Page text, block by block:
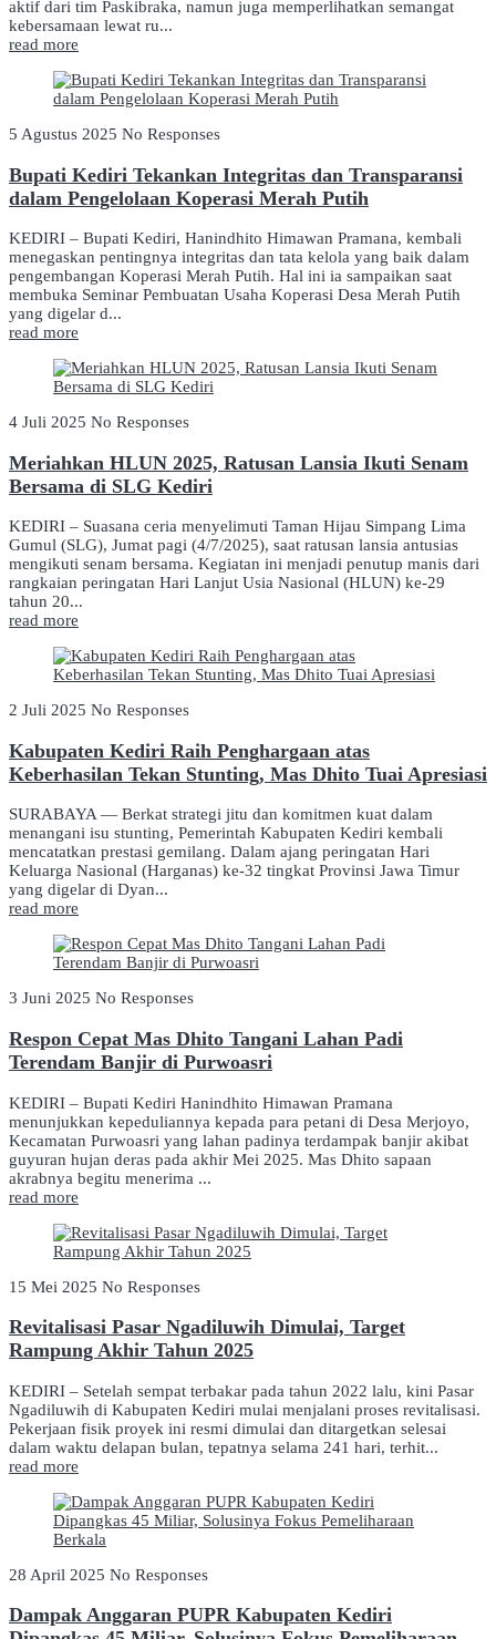
aktif dari tim Paskibraka, namun juga memperlihatkan semangat
kebersamaan lewat ru...
read more
5 Agustus 2025 No Responses
Bupati Kediri Tekankan Integritas dan Transparansi
dalam Pengelolaan Koperasi Merah Putih
KEDIRI – Bupati Kediri, Hanindhito Himawan Pramana, kembali
menegaskan pentingnya integritas dan tata kelola yang baik dalam
pengembangan Koperasi Merah Putih. Hal ini ia sampaikan saat
membuka Seminar Pembuatan Usaha Koperasi Desa Merah Putih
yang digelar d...
read more
4 Juli 2025 No Responses
Meriahkan HLUN 2025, Ratusan Lansia Ikuti Senam
Bersama di SLG Kediri
KEDIRI – Suasana ceria menyelimuti Taman Hijau Simpang Lima
Gumul (SLG), Jumat pagi (4/7/2025), saat ratusan lansia antusias
mengikuti senam bersama. Kegiatan ini menjadi penutup manis dari
rangkaian peringatan Hari Lanjut Usia Nasional (HLUN) ke-29
tahun 20...
read more
2 Juli 2025 No Responses
Kabupaten Kediri Raih Penghargaan atas
Keberhasilan Tekan Stunting, Mas Dhito Tuai Apresiasi
SURABAYA — Berkat strategi jitu dan komitmen kuat dalam
menangani isu stunting, Pemerintah Kabupaten Kediri kembali
mencatatkan prestasi gemilang. Dalam ajang peringatan Hari
Keluarga Nasional (Harganas) ke-32 tingkat Provinsi Jawa Timur
yang digelar di Dyan...
read more
3 Juni 2025 No Responses
Respon Cepat Mas Dhito Tangani Lahan Padi
Terendam Banjir di Purwoasri
KEDIRI – Bupati Kediri Hanindhito Himawan Pramana
menunjukkan kepeduliannya kepada para petani di Desa Merjoyo,
Kecamatan Purwoasri yang lahan padinya terdampak banjir akibat
guyuran hujan deras pada akhir Mei 2025. Mas Dhito sapaan
akrabnya begitu menerima ...
read more
15 Mei 2025 No Responses
Revitalisasi Pasar Ngadiluwih Dimulai, Target
Rampung Akhir Tahun 2025
KEDIRI – Setelah sempat terbakar pada tahun 2022 lalu, kini Pasar
Ngadiluwih di Kabupaten Kediri mulai menjalani proses revitalisasi.
Pekerjaan fisik proyek ini resmi dimulai dan ditargetkan selesai
dalam waktu delapan bulan, tepatnya selama 241 hari, terhit...
read more
28 April 2025 No Responses
Dampak Anggaran PUPR Kabupaten Kediri